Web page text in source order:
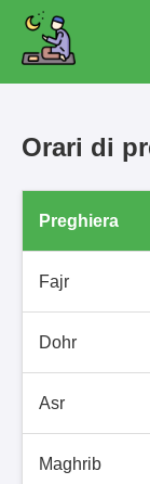
Orari di
Preghiera
Fajr
Dohr
Asr
Maghrib